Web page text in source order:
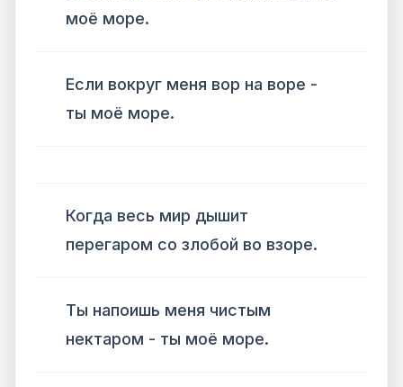
моё море.
Если вокруг меня вор на воре -
ты моё море.
Когда весь мир дышит
перегаром со злобой во взоре.
Ты напоишь меня чистым
нектаром - ты моё море.